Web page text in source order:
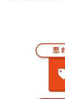
思